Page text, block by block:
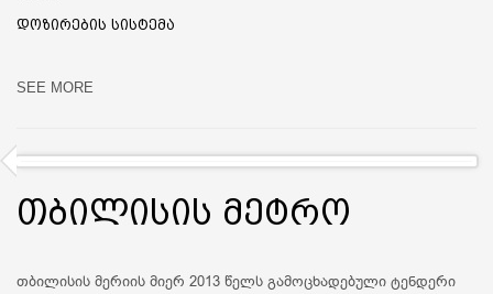
დოზირების სისტემა
SEE MORE
თბილისის მეტრო
თბილისის მერიის მიერ 2013 წელს გამოცხადებული ტენდერი